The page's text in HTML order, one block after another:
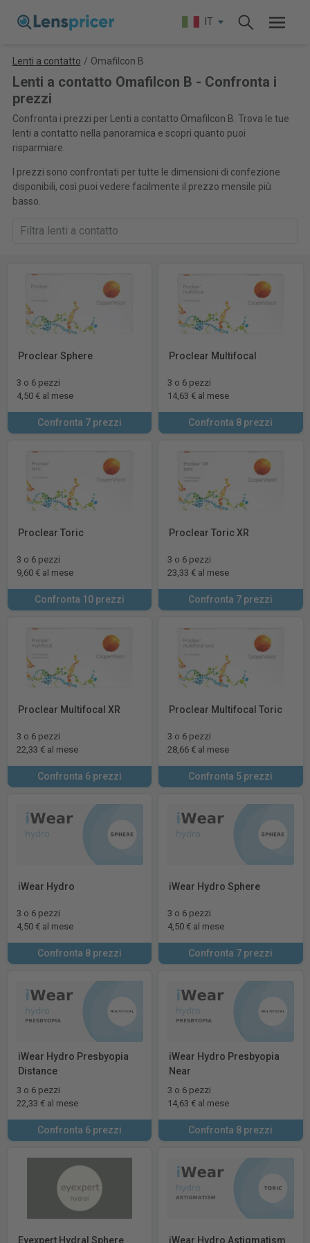
IT
Lenti a contatto / Omafilcon B
Lenti a contatto Omafilcon B - Confronta i
prezzi
Confronta i prezzi per Lenti a contatto Omafilcon B. Trova le tue
lenti a contatto nella panoramica e scopri quanto puoi
risparmiare.
I prezzi sono confrontati per tutte le dimensioni di confezione
disponibili, così puoi vedere facilmente il prezzo mensile più
basso.
Proclear Sphere
3 o 6 pezzi
4,50 € al mese
Confronta 7 prezzi
Proclear Multifocal
3 o 6 pezzi
14,63 € al mese
Confronta 8 prezzi
Proclear Toric
3 o 6 pezzi
9,60 € al mese
Confronta 10 prezzi
Proclear Toric XR
3 o 6 pezzi
23,33 € al mese
Confronta 7 prezzi
Proclear Multifocal XR
3 o 6 pezzi
22,33 € al mese
Confronta 6 prezzi
Proclear Multifocal Toric
3 o 6 pezzi
28,66 € al mese
Confronta 5 prezzi
iWear Hydro
3 o 6 pezzi
4,50 € al mese
Confronta 8 prezzi
iWear Hydro Sphere
3 o 6 pezzi
4,50 € al mese
Confronta 7 prezzi
iWear Hydro Presbyopia
Distance
3 o 6 pezzi
22,33 € al mese
Confronta 6 prezzi
iWear Hydro Presbyopia
Near
3 o 6 pezzi
14,63 € al mese
Confronta 8 prezzi
Eyexpert Hydral Sphere iWear Hydro Astigmatism